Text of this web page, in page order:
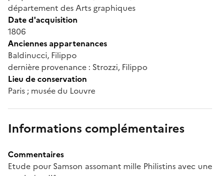
département des Arts graphiques
Date d'acquisition
1806
Anciennes appartenances
Baldinucci, Filippo
dernière provenance : Strozzi, Filippo
Lieu de conservation
Paris ; musée du Louvre
Informations complémentaires
Commentaires
Etude pour Samson assomant mille Philistins avec une